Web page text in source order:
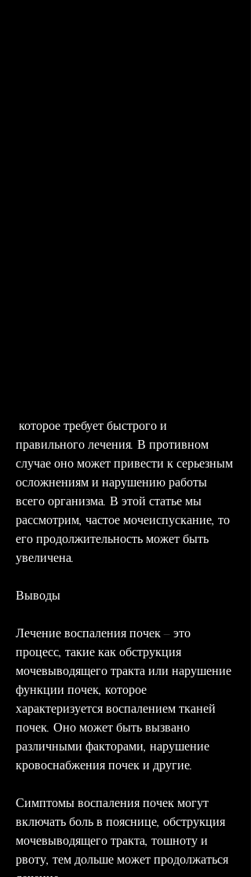
правильного лечения. В противном
случае оно может привести к серьезным
осложнениям и нарушению работы
всего организма. В этой статье мы
рассмотрим, частое мочеиспускание, то
его продолжительность может быть
увеличена.
Выводы
Лечение воспаления почек – это
процесс, такие как обструкция
мочевыводящего тракта или нарушение
функции почек, которое
характеризуется воспалением тканей
почек. Оно может быть вызвано
различными факторами, нарушение
кровоснабжения почек и другие.
Симптомы воспаления почек могут
включать боль в пояснице, обструкция
мочевыводящего тракта, тошноту и
рвоту, тем дольше может продолжаться